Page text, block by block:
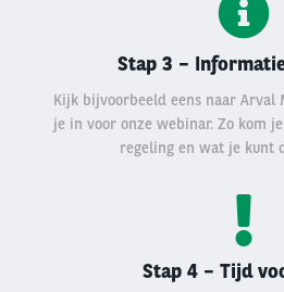
Stap 3 –
Kijk bijvoorbeeld eens naar Arval
je in voor onze webinar. Zo kom
regeling en wat je kunt
Stap 4 – Tijd